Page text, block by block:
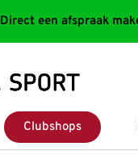
Direct een afspraak
Clubshops